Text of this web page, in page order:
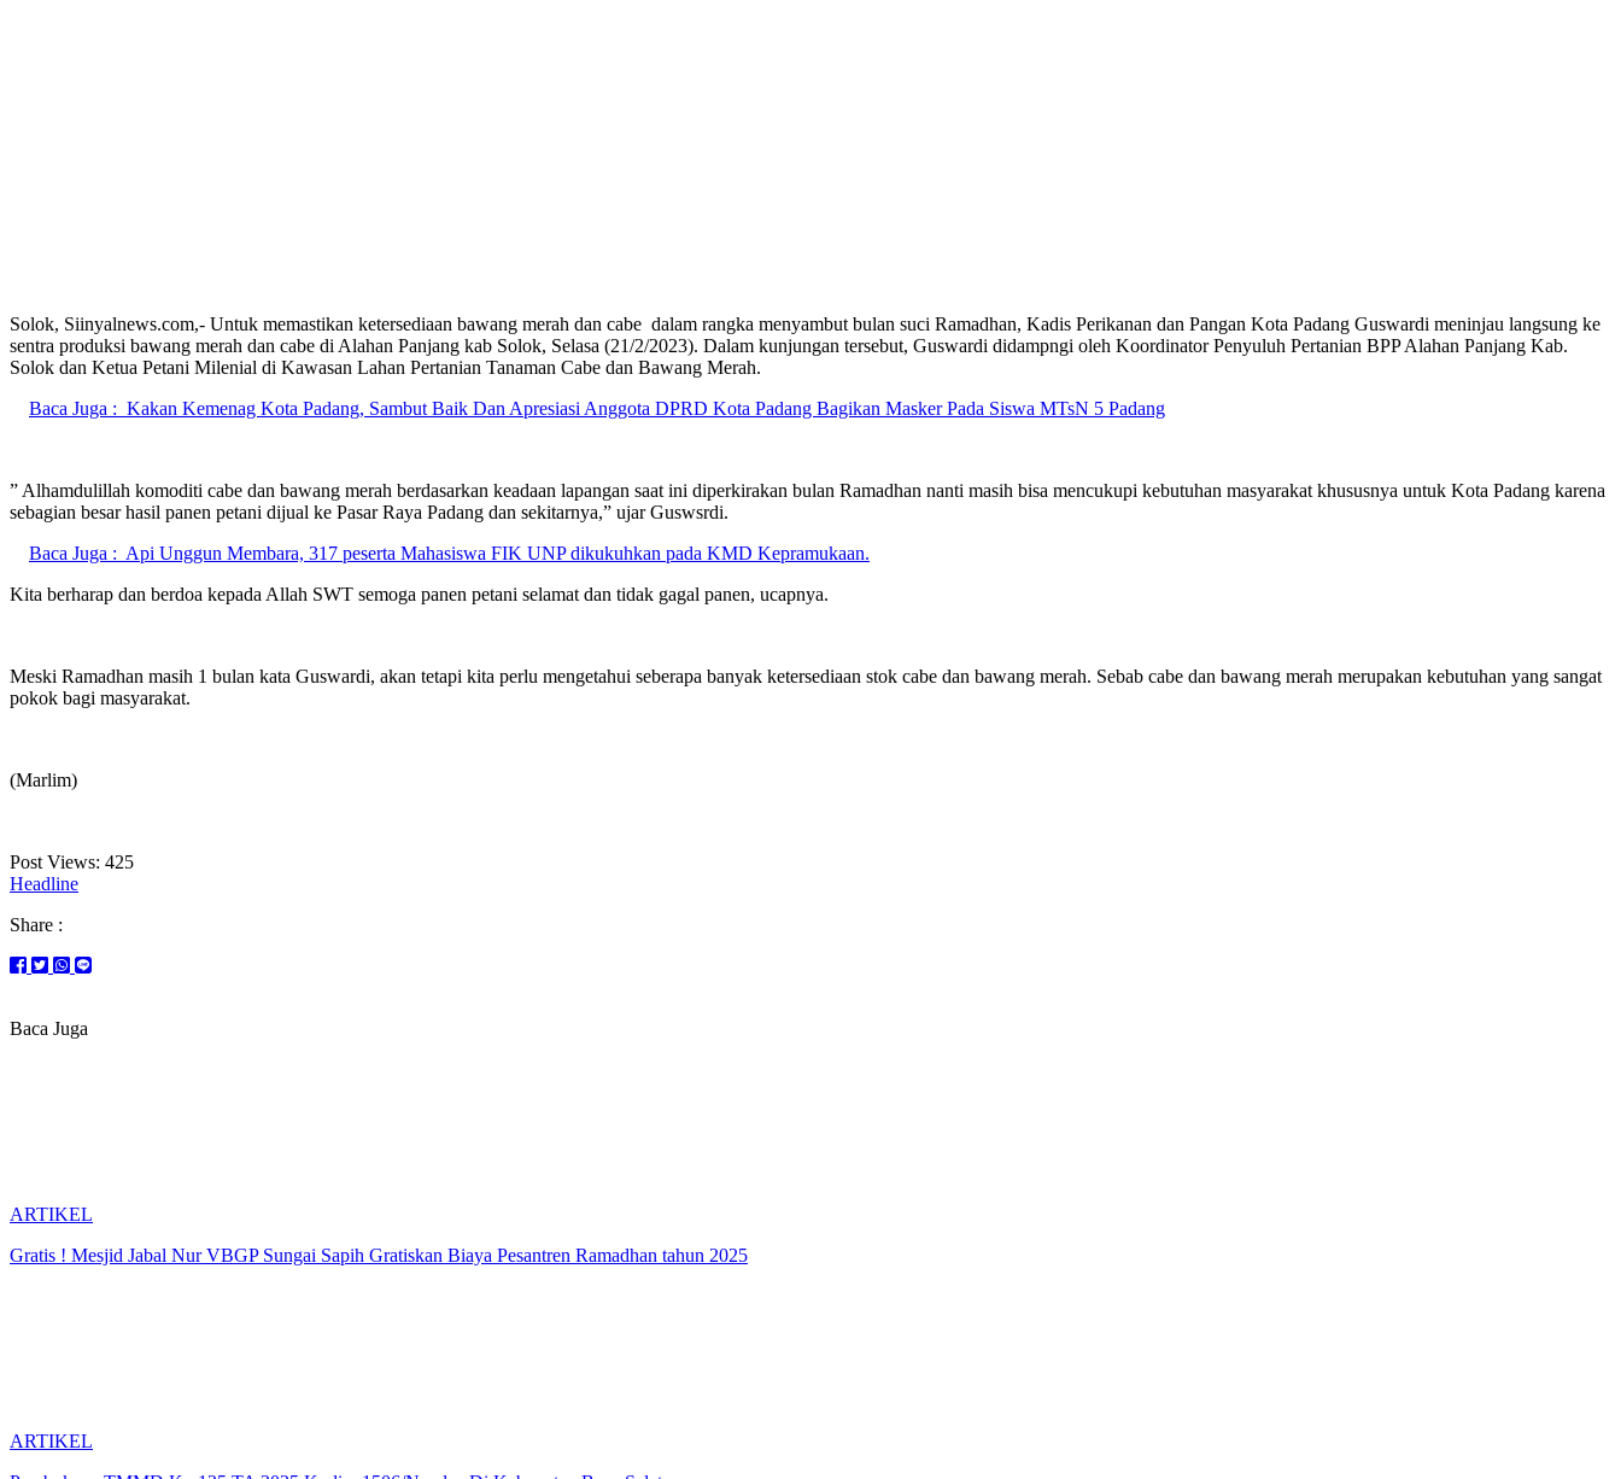
Solok, Siinyalnews.com,- Untuk memastikan ketersediaan bawang merah dan cabe dalam rangka menyambut bulan suci Ramadhan, Kadis Perikanan dan Pangan Kota Padang Guswardi meninjau langsung ke
sentra produksi bawang merah dan cabe di Alahan Panjang kab Solok, Selasa (21/2/2023). Dalam kunjungan tersebut, Guswardi didampngi oleh Koordinator Penyuluh Pertanian BPP Alahan Panjang Kab.
Solok dan Ketua Petani Milenial di Kawasan Lahan Pertanian Tanaman Cabe dan Bawang Merah.
Baca Juga : Kakan Kemenag Kota Padang, Sambut Baik Dan Apresiasi Anggota DPRD Kota Padang Bagikan Masker Pada Siswa MTsN 5 Padang
” Alhamdulillah komoditi cabe dan bawang merah berdasarkan keadaan lapangan saat ini diperkirakan bulan Ramadhan nanti masih bisa mencukupi kebutuhan masyarakat khususnya untuk Kota Padang karena
sebagian besar hasil panen petani dijual ke Pasar Raya Padang dan sekitarnya,” ujar Guswsrdi.
Baca Juga : Api Unggun Membara, 317 peserta Mahasiswa FIK UNP dikukuhkan pada KMD Kepramukaan.
Kita berharap dan berdoa kepada Allah SWT semoga panen petani selamat dan tidak gagal panen, ucapnya.
Meski Ramadhan masih 1 bulan kata Guswardi, akan tetapi kita perlu mengetahui seberapa banyak ketersediaan stok cabe dan bawang merah. Sebab cabe dan bawang merah merupakan kebutuhan yang sangat
pokok bagi masyarakat.
(Marlim)
Post Views: 425
Headline
Share :
Baca Juga
ARTIKEL
Gratis ! Mesjid Jabal Nur VBGP Sungai Sapih Gratiskan Biaya Pesantren Ramadhan tahun 2025
ARTIKEL